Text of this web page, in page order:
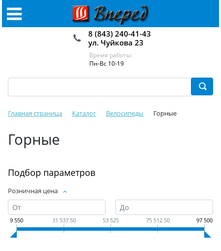
8 (843) 240-41-43
ул. Чуйкова 23
Время работы:
Пн-Вс 10-19
Главная страница Каталог Велосипеды Горные
Горные
Подбор параметров
Розничная цена
9 550 31 537.50 53 525 75 512.50 97 500